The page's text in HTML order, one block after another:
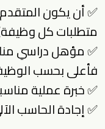
✅ أن يكون
متطلبات كل
✅ مؤهل دراسي
فأعلى بحسب
✅ خبرة عملية
✅ إجادة الحاسب